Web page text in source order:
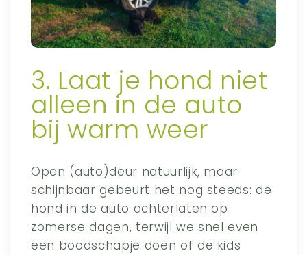
3. Laat je hond niet
alleen in de auto
bij warm weer
Open (auto)deur natuurlijk, maar
schijnbaar gebeurt het nog steeds: de
hond in de auto achterlaten op
zomerse dagen, terwijl we snel even
een boodschapje doen of de kids